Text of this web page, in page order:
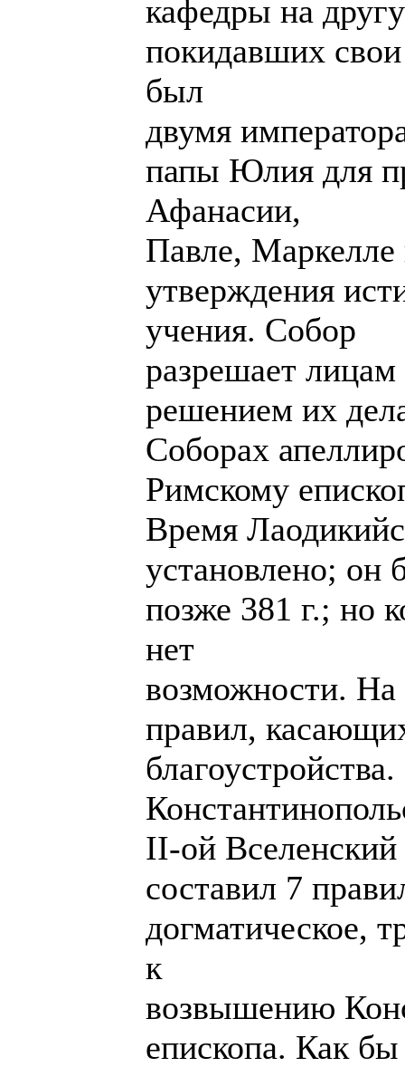
кафедры на
покидавших
был
двумя
папы Юлия для
Афанасии,
Павле, Маркелле
утверждения
учения. Собор
разрешает
решением их
Соборах
Римскому
Время
установлено; он
позже 381 г.; но
нет
возможности. На
правил,
II-ой Вселенский
составил 7
догматическое,
к
возвышению
епископа. Как